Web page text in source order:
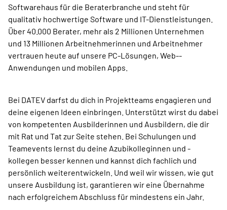
Softwarehaus für die Beraterbranche und steht für
qualitativ hochwertige Software und IT-Dienstleistungen.
Über 40.000 Berater, mehr als 2 Millionen Unternehmen
und 13 Millionen Arbeitnehmerinnen und Arbeitnehmer
vertrauen heute auf unsere PC-Lösungen, Web-­
Anwendungen und mobilen Apps.
Bei DATEV darfst du dich in Projektteams engagieren und
deine eigenen Ideen einbringen. Unterstützt wirst du dabei
von kompetenten Ausbilderinnen und Ausbildern, die dir
mit Rat und Tat zur Seite stehen. Bei Schulungen und
Teamevents lernst du deine Azubikolleginnen und -
kollegen besser kennen und kannst dich fachlich und
persönlich weiterentwickeln. Und weil wir wissen, wie gut
unsere Ausbildung ist, garantieren wir eine Übernahme
nach erfolgreichem Abschluss für mindestens ein Jahr.